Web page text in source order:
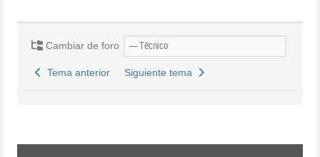
Cambiar de foro
Tema anterior Siguiente tema